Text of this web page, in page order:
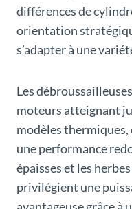
différences de
orientation
s’adapter à une
Les
moteurs atteignant
modèles
une performance
épaisses et les
privilégient une
avantageuse grâce à